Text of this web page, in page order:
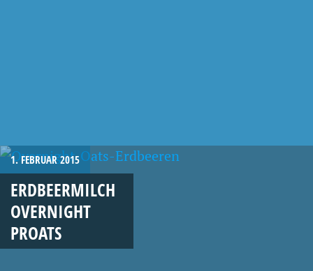
1. FEBRUAR 2015
ERDBEERMILCH
OVERNIGHT
PROATS